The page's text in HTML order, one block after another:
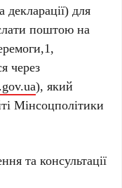
для
поштою на
через
), який
Мінсоцполітики
та консультації